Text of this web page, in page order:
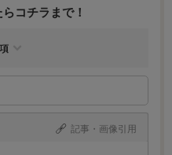
コチラまで！
記事・画像引用